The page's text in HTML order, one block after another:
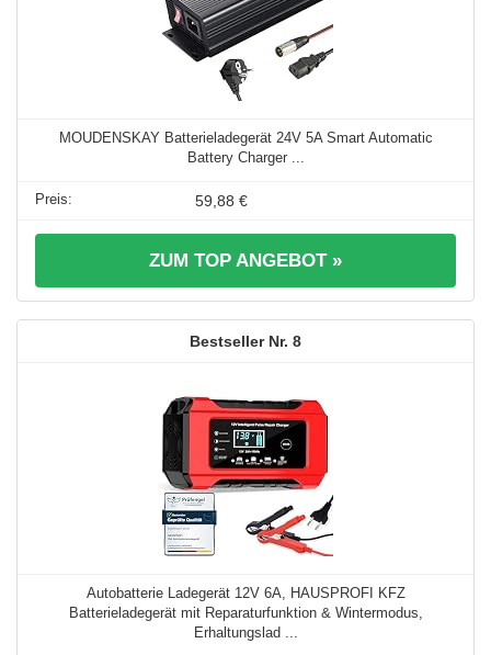
MOUDENSKAY Batterieladegerät 24V 5A Smart Automatic
Battery Charger ...
59,88 €
ZUM TOP ANGEBOT »
8
Autobatterie Ladegerät 12V 6A, HAUSPROFI KFZ
Batterieladegerät mit Reparaturfunktion & Wintermodus,
Erhaltungslad ...